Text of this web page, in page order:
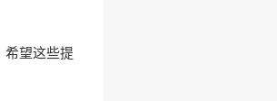
望这些提